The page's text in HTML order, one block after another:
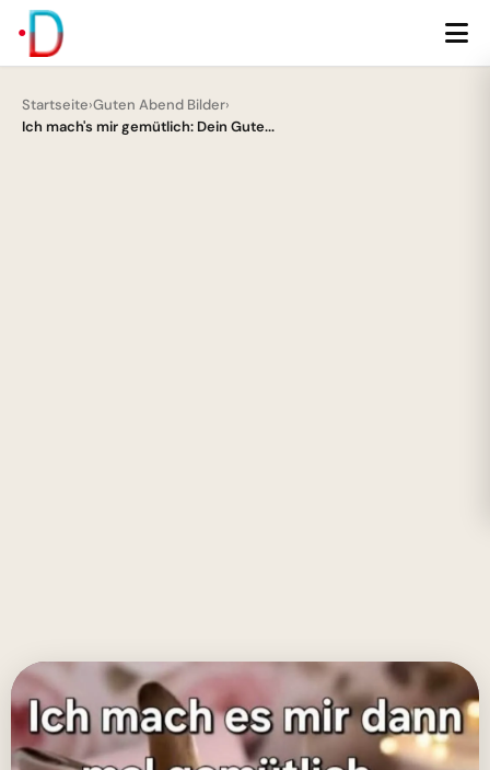
Startseite›Guten Abend Bilder›
Ich mach's mir gemütlich: Dein Gute...